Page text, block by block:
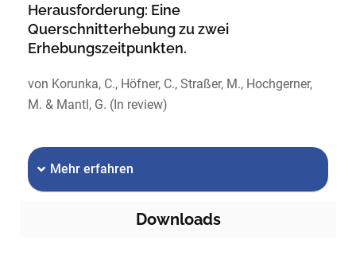
Herausforderung: Eine
Querschnitterhebung zu zwei
Erhebungszeitpunkten.
von Korunka, C., Höfner, C., Straßer, M., Hochgerner,
M. & Mantl, G. (In review)
Mehr erfahren
Downloads